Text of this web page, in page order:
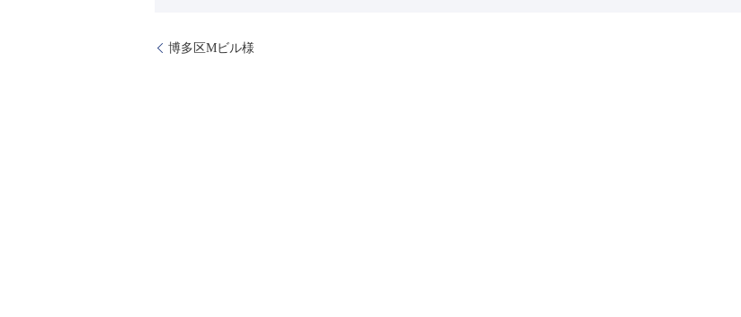
博多区Mビル様